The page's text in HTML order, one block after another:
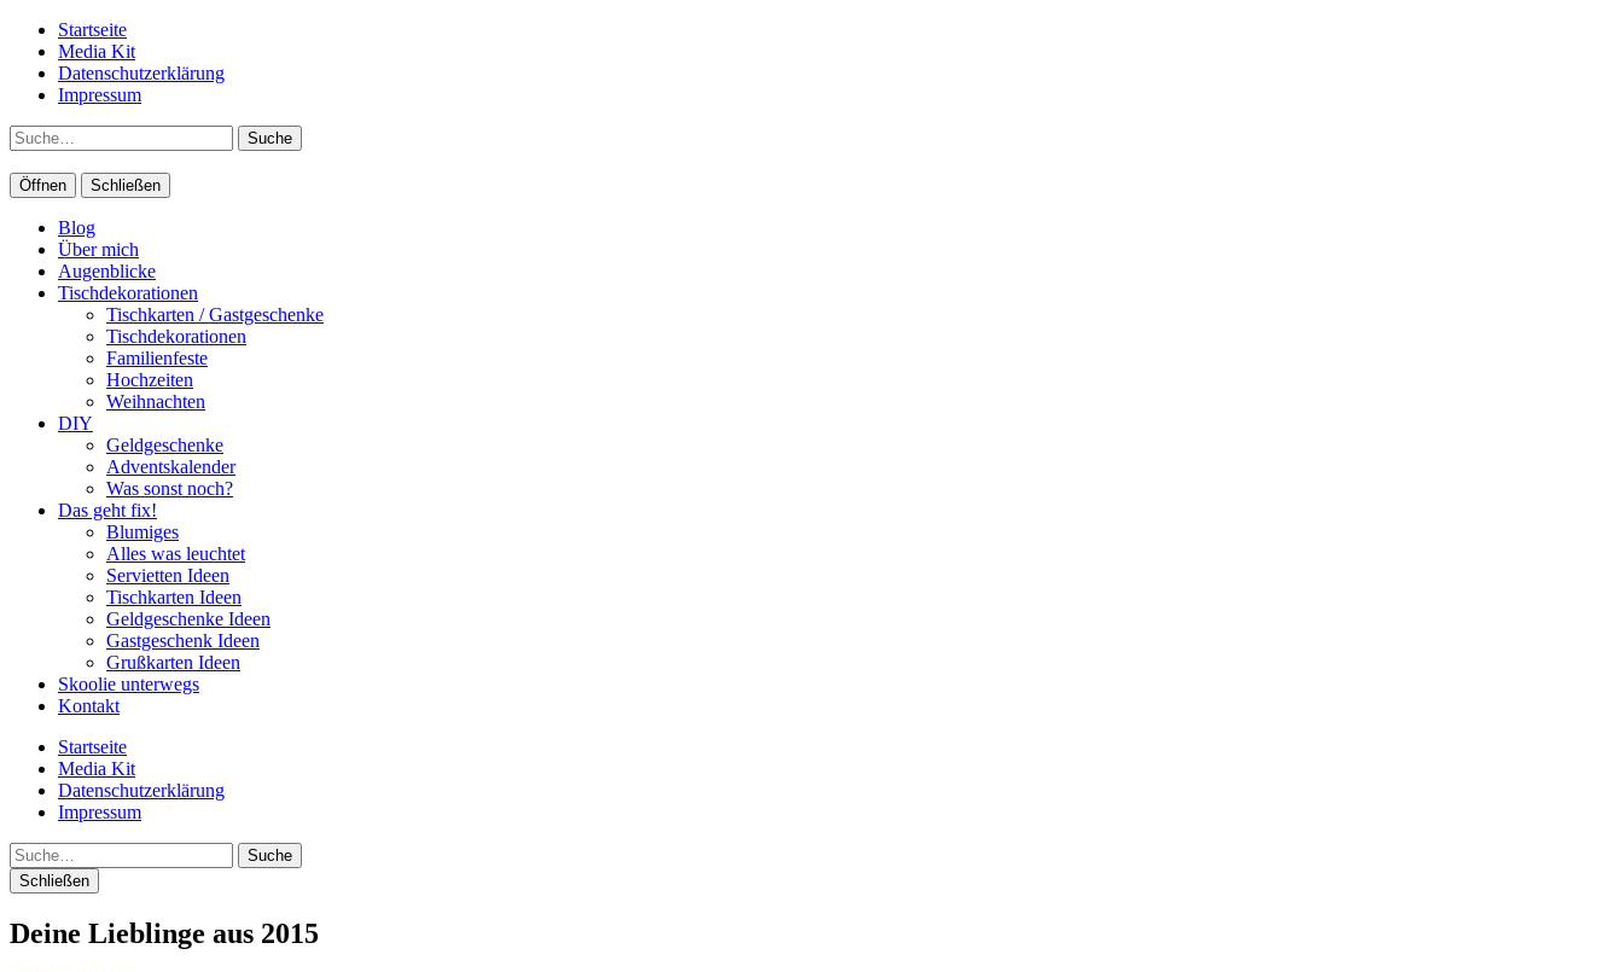
Startseite
Media Kit
Datenschutzerklärung
Impressum
Suche
Öffnen Schließen
Blog
Über mich
Augenblicke
Tischdekorationen
Tischkarten / Gastgeschenke
Tischdekorationen
Familienfeste
Hochzeiten
Weihnachten
DIY
Geldgeschenke
Adventskalender
Was sonst noch?
Das geht fix!
Blumiges
Alles was leuchtet
Servietten Ideen
Tischkarten Ideen
Geldgeschenke Ideen
Gastgeschenk Ideen
Grußkarten Ideen
Skoolie unterwegs
Kontakt
Startseite
Media Kit
Datenschutzerklärung
Impressum
Suche
Schließen
Deine Lieblinge aus 2015